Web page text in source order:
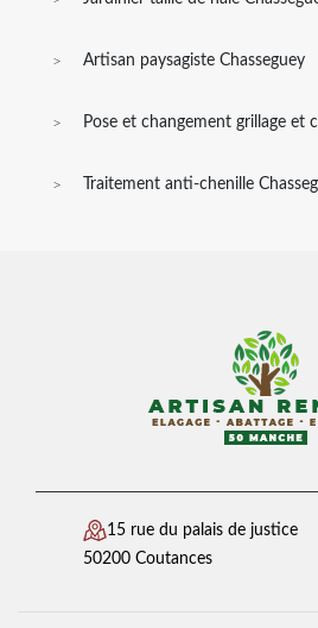
Artisan paysagiste Chasseguey
Pose et changement grillage et
Traitement anti-chenille
15 rue du palais de justice
50200 Coutances